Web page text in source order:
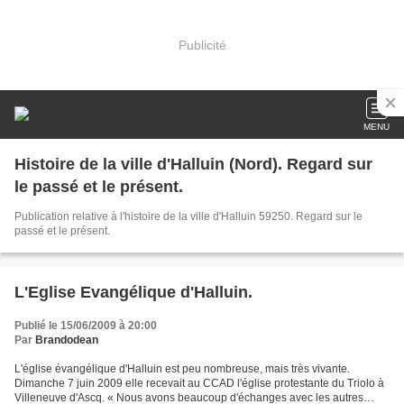
Publicité
MENU
Histoire de la ville d'Halluin (Nord). Regard sur
le passé et le présent.
Publication relative à l'histoire de la ville d'Halluin 59250. Regard sur le
passé et le présent.
L'Eglise Evangélique d'Halluin.
Publié le 15/06/2009 à 20:00
Par Brandodean
L'église évangélique d'Halluin est peu nombreuse, mais très vivante.
Dimanche 7 juin 2009 elle recevait au CCAD l'église protestante du Triolo à
Villeneuve d'Ascq. « Nous avons beaucoup d'échanges avec les autres